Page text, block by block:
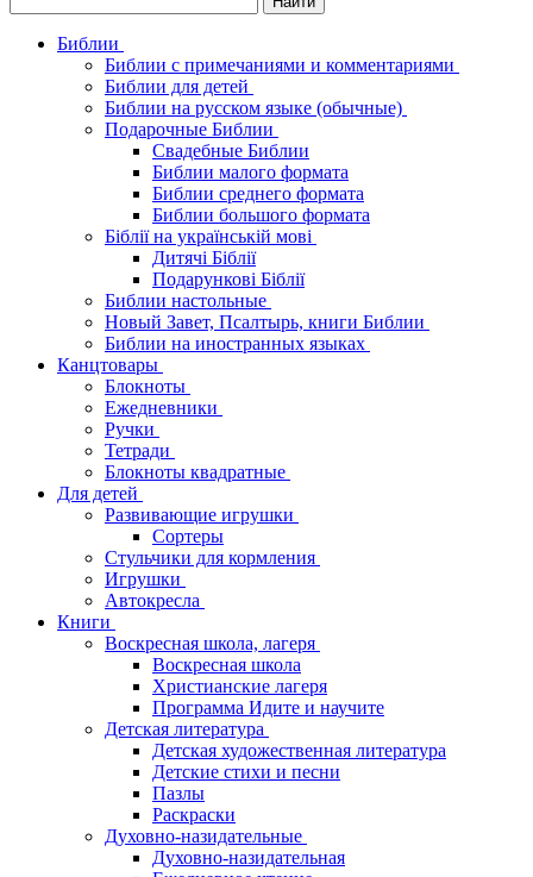
Библии
Библии с примечаниями и комментариями
Библии для детей
Библии на русском языке (обычные)
Подарочные Библии
Свадебные Библии
Библии малого формата
Библии среднего формата
Библии большого формата
Біблії на українській мові
Дитячі Біблії
Подарункові Біблії
Библии настольные
Новый Завет, Псалтырь, книги Библии
Библии на иностранных языках
Канцтовары
Блокноты
Ежедневники
Ручки
Тетради
Блокноты квадратные
Для детей
Развивающие игрушки
Сортеры
Стульчики для кормления
Игрушки
Автокресла
Книги
Воскресная школа, лагеря
Воскресная школа
Христианские лагеря
Программа Идите и научите
Детская литература
Детская художественная литература
Детские стихи и песни
Пазлы
Раскраски
Духовно-назидательные
Духовно-назидательная